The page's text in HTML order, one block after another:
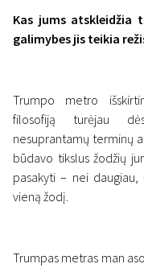
Kas jums atskleidžia
galimybes jis teikia
Trumpo metro
filosofiją turėjau
nesuprantamų terminų
būdavo tikslus žodžių
pasakyti – nei
vieną žodį.
Trumpas metras man